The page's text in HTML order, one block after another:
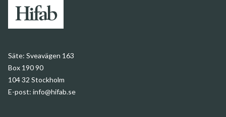
Säte: Sveavägen 163
Box 190 90
104 32 Stockholm
E-post: info@hifab.se